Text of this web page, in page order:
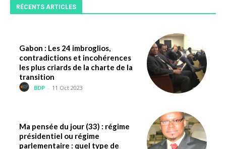
RÉCENTS ARTICLES
Gabon : Les 24 imbroglios,
contradictions et incohérences
les plus criards de la charte de la
transition
BDP - 11 Oct 2023
Ma pensée du jour (33) : régime
présidentiel ou régime
parlementaire : quel type de